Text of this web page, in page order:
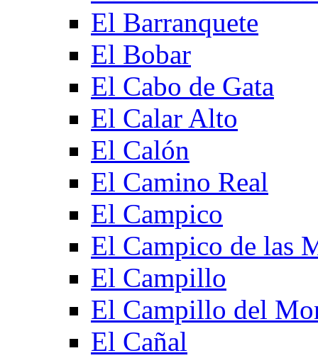
El Barranquete
El Bobar
El Cabo de Gata
El Calar Alto
El Calón
El Camino Real
El Campico
El Campico de las
El Campillo
El Campillo del
El Cañal